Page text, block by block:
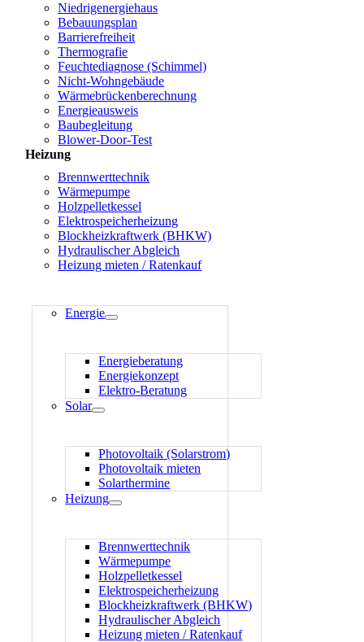
Niedrigenergiehaus
Bebauungsplan
Barrierefreiheit
Thermografie
Feuchtediagnose (Schimmel)
Nicht-Wohngebäude
Wärmebrückenberechnung
Energieausweis
Baubegleitung
Blower-Door-Test
Heizung
Brennwerttechnik
Wärmepumpe
Holzpelletkessel
Elektrospeicherheizung
Blockheizkraftwerk (BHKW)
Hydraulischer Abgleich
Heizung mieten / Ratenkauf
Energie
Energieberatung
Energiekonzept
Elektro-Beratung
Solar
Photovoltaik (Solarstrom)
Photovoltaik mieten
Solarthermine
Heizung
Brennwerttechnik
Wärmepumpe
Holzpelletkessel
Elektrospeicherheizung
Blockheizkraftwerk (BHKW)
Hydraulischer Abgleich
Heizung mieten / Ratenkauf